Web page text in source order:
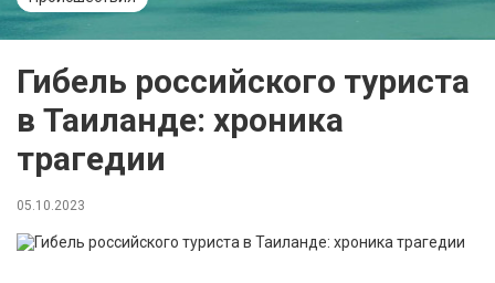
Гибель российского туриста
в Таиланде: хроника
трагедии
05.10.2023